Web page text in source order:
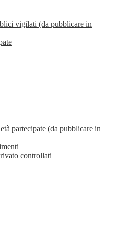
vigilati (da pubblicare in
partecipate (da pubblicare in
controllati